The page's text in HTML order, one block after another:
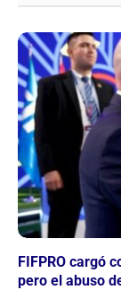
FIFPRO cargó
pero el abuso